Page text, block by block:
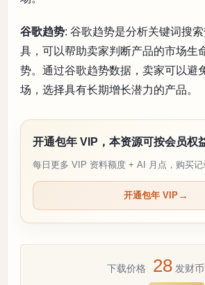
谷歌趋势: 谷歌趋势是分析关键词搜
具，可以帮助卖家判断产品的市场生
势。通过谷歌趋势数据，卖家可以避
场，选择具有长期增长潜力的产品。
开通包年 VIP，本资源可按会员权
每日更多 VIP 资料额度 + AI 月点，购买记
开通包年 VIP
下载价格 28 发财币